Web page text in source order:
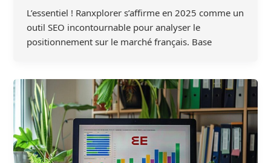
L’essentiel ! Ranxplorer s’affirme en 2025 comme un
outil SEO incontournable pour analyser le
positionnement sur le marché français. Base